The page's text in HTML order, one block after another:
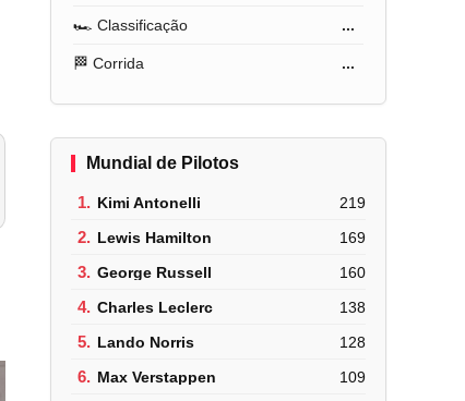
🏎️ Classificação ...
🏁 Corrida ...
Mundial de Pilotos
1. Kimi Antonelli 219
2. Lewis Hamilton 169
3. George Russell 160
4. Charles Leclerc 138
5. Lando Norris 128
6. Max Verstappen 109